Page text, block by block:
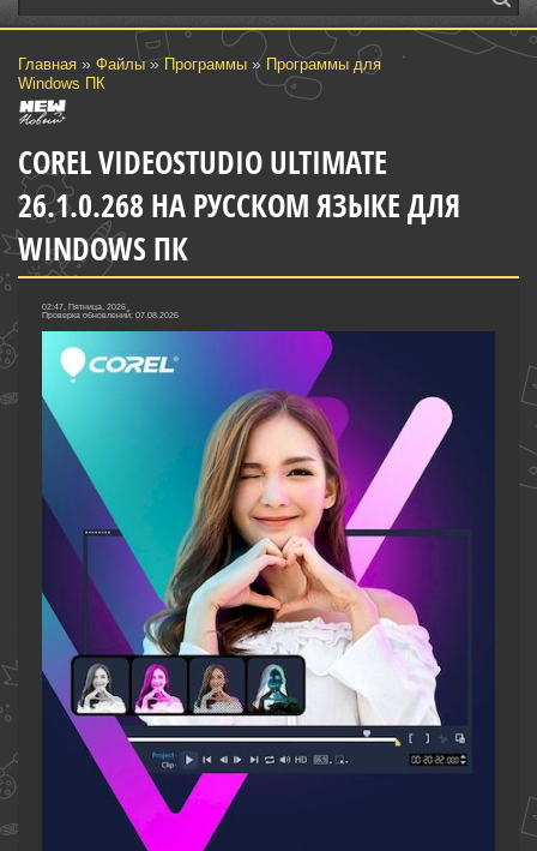
Главная » Файлы»Программы » Программы для
Windows ПК
COREL VIDEOSTUDIO ULTIMATE
26.1.0.268 НА РУССКОМ ЯЗЫКЕ ДЛЯ
WINDOWS ПК
02:47, Пятница, 2026
Проверка обновлений: 07.08.2026